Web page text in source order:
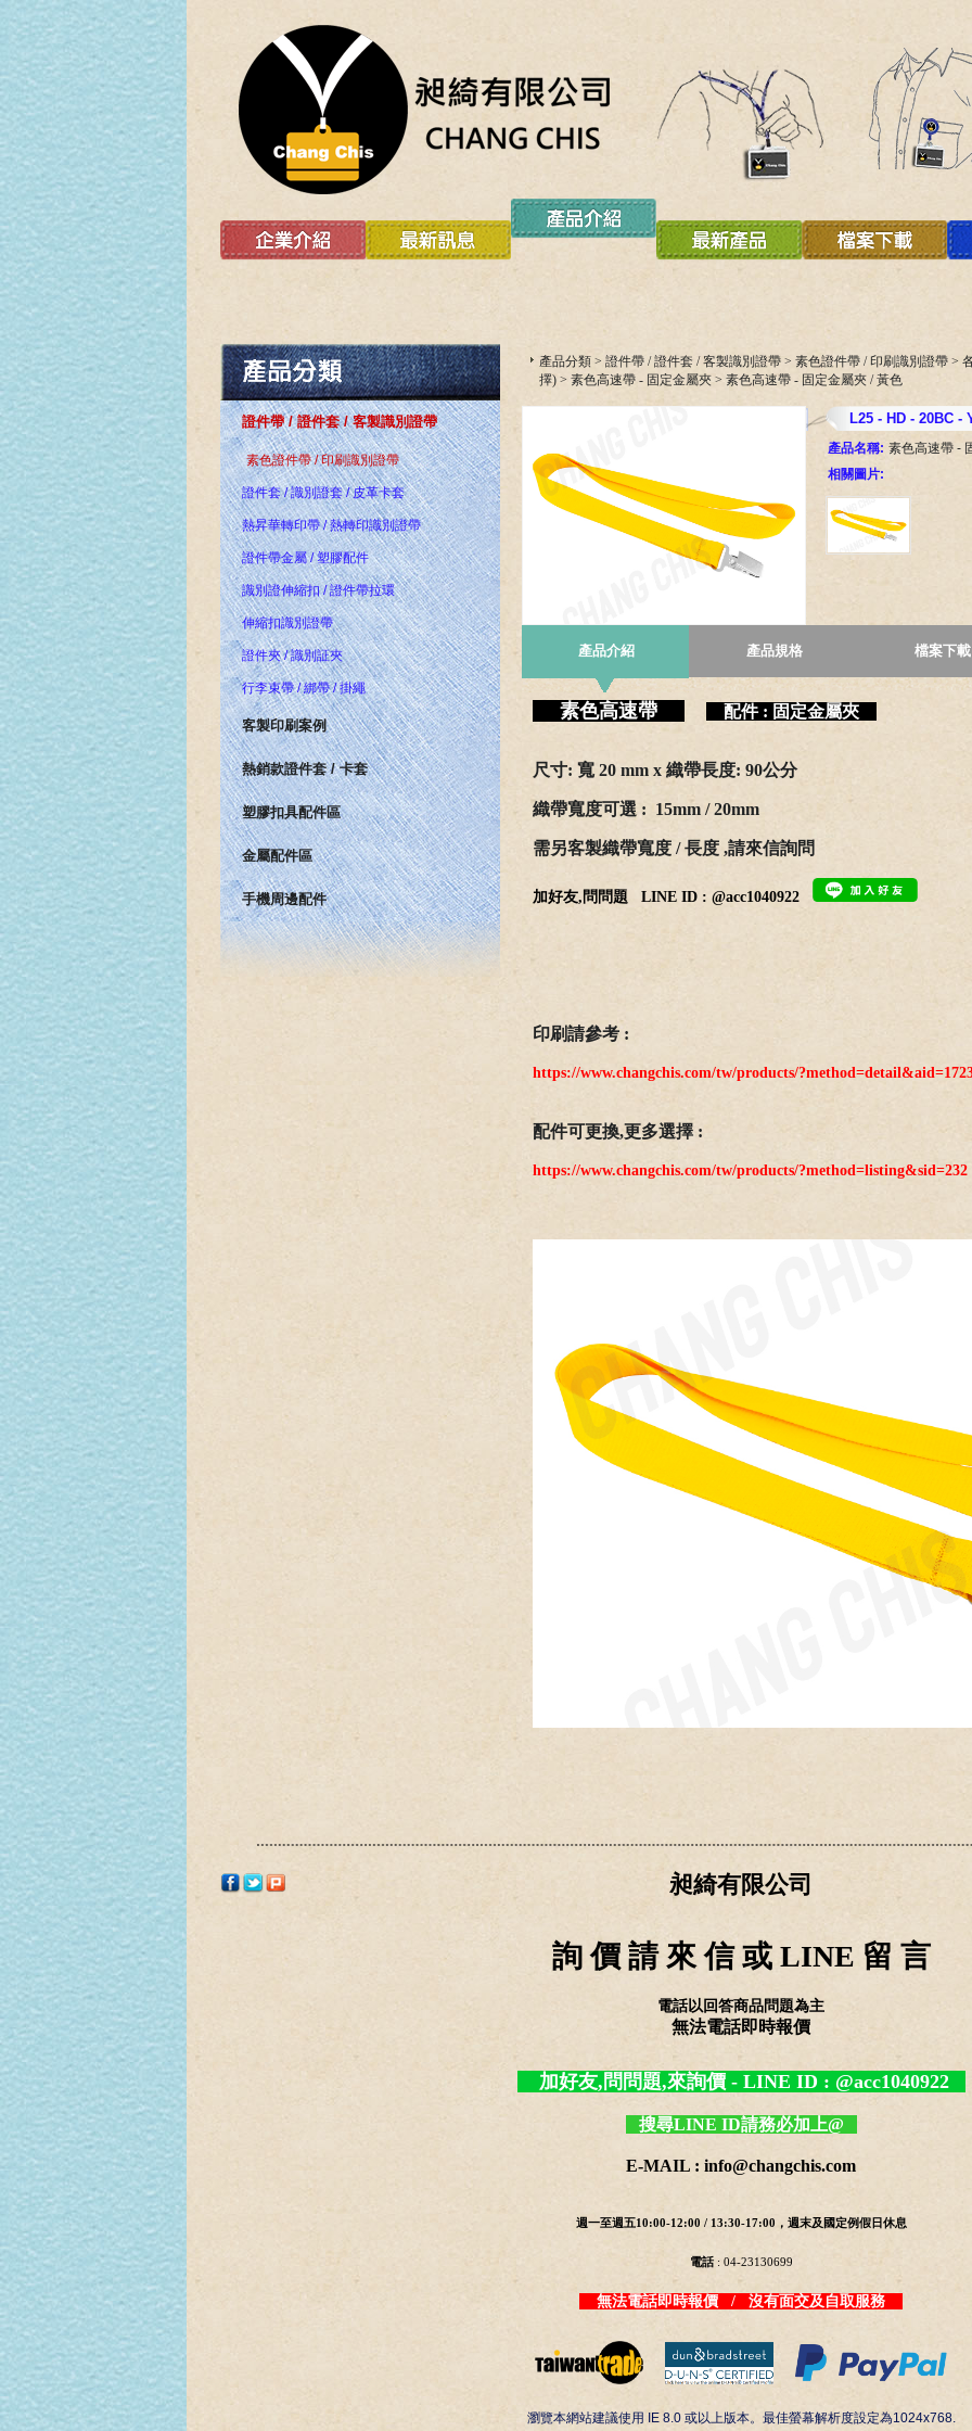
證件帶 / 證件套 / 客製識別證帶
素色證件帶 / 印刷識別證帶
證件套 / 識別證套 / 皮革卡套
熱昇華轉印帶 / 熱轉印識別證帶
證件帶金屬 / 塑膠配件
識別證伸縮扣 / 證件帶拉環
伸縮扣識別證帶
證件夾 / 識別証夾
行李束帶 / 綁帶 / 掛繩
客製印刷案例
熱銷款證件套 / 卡套
塑膠扣具配件區
金屬配件區
手機周邊配件
產品分類 > 證件帶 / 證件套 / 客製識別證帶 > 素色證件帶 / 印刷識別證帶 >
擇) > 素色高速帶 - 固定金屬夾 > 素色高速帶 - 固定金屬夾 / 黃色
L25 - HD - 20BC -
產品名稱: 素色高速帶 -
相關圖片:
產品介紹 產品規格 檔案下載
素色高速帶 配件 : 固定金屬夾
尺寸: 寬 20 mm x 織帶長度: 90公分
織帶寬度可選 : 15mm / 20mm
需另客製織帶寬度 / 長度 ,請來信詢問
加好友,問問題 LINE ID : @acc1040922
印刷請參考 :
https://www.changchis.com/tw/products/
配件可更換,更多選擇 :
https://www.changchis.com/tw/products/?method=listing&sid=232
昶綺有限公司
詢 價 請 來 信 或 LINE 留 言
電話以回答商品問題為主
無法電話即時報價
加好友,問問題,來詢價 - LINE ID : @acc1040922
搜尋LINE ID請務必加上@
E-MAIL : info@changchis.com
週一至週五10:00-12:00 / 13:30-17:00，週末及國定例假日休息
電話 : 04-23130699
無法電話即時報價 / 沒有面交及自取服務
瀏覽本網站建議使用 IE 8.0 或以上版本。最佳螢幕解析度設定為1024x768.